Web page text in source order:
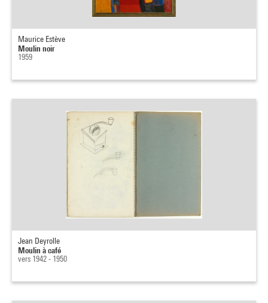
Maurice Estève
Moulin noir
1959
Jean Deyrolle
Moulin à café
vers 1942 - 1950